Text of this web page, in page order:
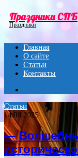
Праздники СПБ
Праздники
Главная
О сайте
Статьи
Контакты
Статьи
14.08.2025
—